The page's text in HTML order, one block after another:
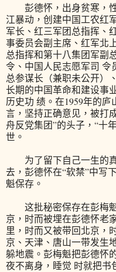
彭德怀，出身贫寒，性
江暴动，创建中国工农红
军长、红三军团总指挥、
事委员会副主席、红军北
总指挥和第十八集团军副
令、中国人民志愿军司 令
总参谋长（兼职未公开）
长期的中国革命和建设事
历史功 绩。在1959年的
言，坚持正确意见，被打
舟反党集团”的头子，“十
世。
为了留下自己一生的真
去，彭德怀在“软禁”中写
魁保存。
这批秘密保存在彭梅魁
京，时而被埋在彭德怀老
里，时而又被带回北京，
京、天津、唐山一带发生
躲地震。彭梅魁把彭德怀
夜不离身，睡觉 时就把书